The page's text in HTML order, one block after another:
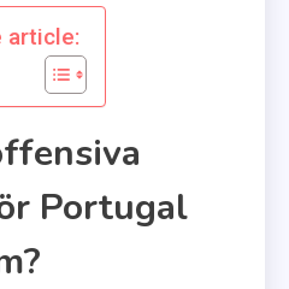
article:
Portugal